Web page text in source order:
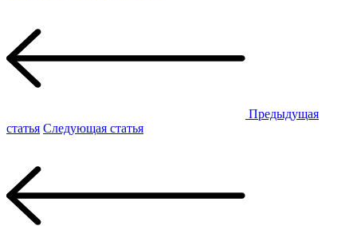
Предыдущая
статья Следующая статья